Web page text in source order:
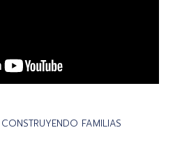
FAMILIAS